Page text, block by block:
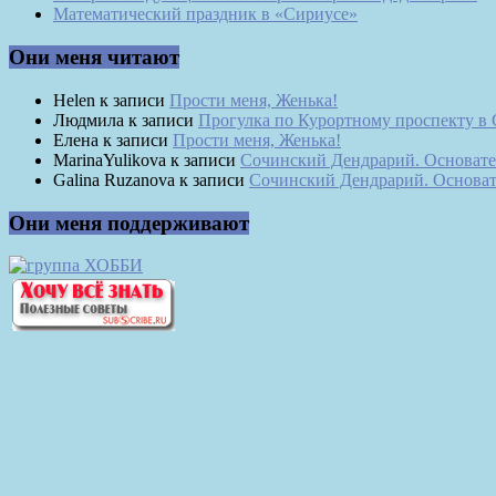
Математический праздник в «Сириусе»
Они меня читают
Helen к записи Прости меня, Женька!
Людмила к записи Прогулка по Курортному проспекту в
Елена к записи Прости меня, Женька!
MarinaYulikova к записи Сочинский Дендрарий.
Galina Ruzanova к записи Сочинский Дендрарий.
Они меня поддерживают